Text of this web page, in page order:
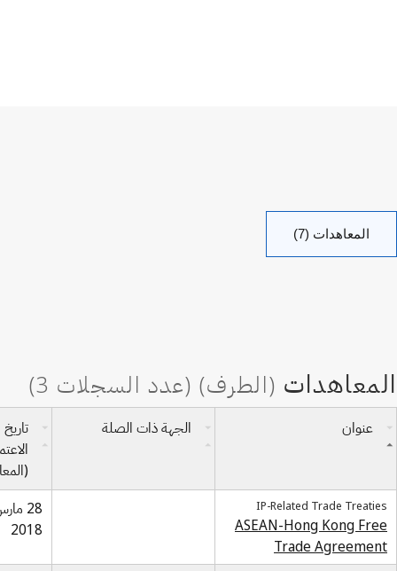
المعاهدات (7)
عنوان الجهة ذات الصلة
تاريخ
IP-Related Trade Treaties
ASEAN-Hong Kong Free
Trade Agreement
28
2018